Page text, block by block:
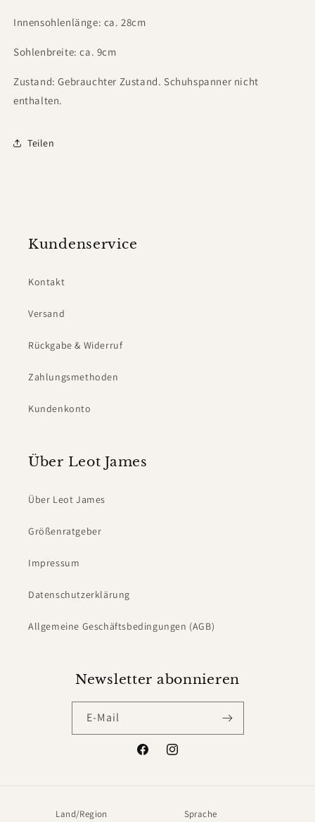
Innensohlenlänge: ca. 28cm
Sohlenbreite: ca. 9cm
Zustand: Gebrauchter Zustand. Schuhspanner nicht
enthalten.
Teilen
Kundenservice
Kontakt
Versand
Rückgabe & Widerruf
Zahlungsmethoden
Kundenkonto
Über Leot James
Über Leot James
Größenratgeber
Impressum
Datenschutzerklärung
Allgemeine Geschäftsbedingungen (AGB)
Newsletter abonnieren
E-Mail
FacebookInstagram
Land/Region Sprache